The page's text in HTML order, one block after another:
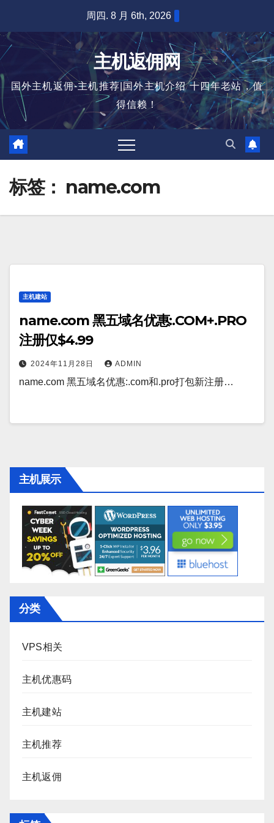
内
容
周四. 8 月 6th, 2026
主机返佣网
国外主机返佣-主机推荐|国外主机介绍 十四年老站，值
得信赖！
标签： name.com
主机建站
name.com 黑五域名优惠:.COM+.PRO
注册仅$4.99
2024年11月28日 ADMIN
name.com 黑五域名优惠:.com和.pro打包新注册…
主机展示
分类
VPS相关
主机优惠码
主机建站
主机推荐
主机返佣